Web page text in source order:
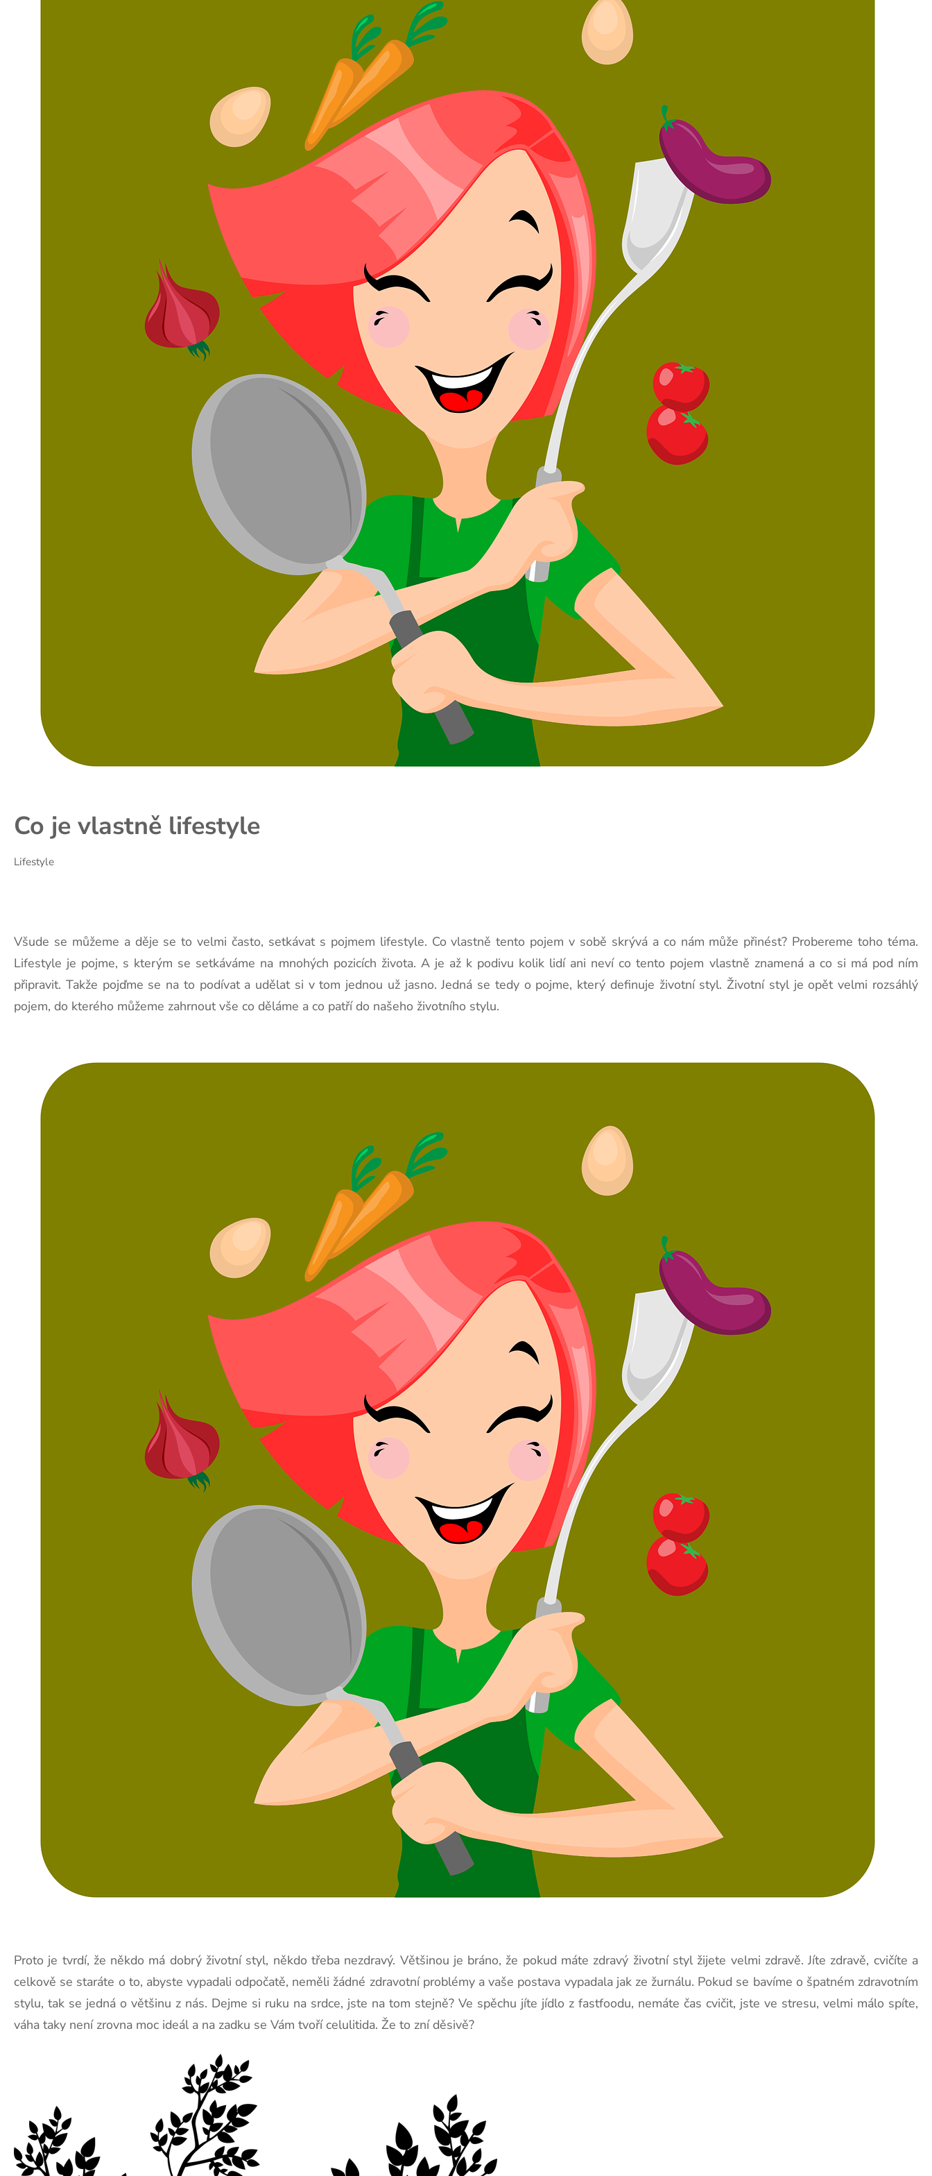
Co je vlastně lifestyle
Lifestyle
Všude se můžeme a děje se to velmi často, setkávat s pojmem lifestyle. Co vlastně tento pojem v sobě skrývá a co nám může přinést? Probereme toho téma.
Lifestyle je pojme, s kterým se setkáváme na mnohých pozicích života. A je až k podivu kolik lidí ani neví co tento pojem vlastně znamená a co si má pod ním
připravit. Takže pojďme se na to podívat a udělat si v tom jednou už jasno. Jedná se tedy o pojme, který definuje životní styl. Životní styl je opět velmi rozsáhlý
pojem, do kterého můžeme zahrnout vše co děláme a co patří do našeho životního stylu.
Proto je tvrdí, že někdo má dobrý životní styl, někdo třeba nezdravý. Většinou je bráno, že pokud máte zdravý životní styl žijete velmi zdravě. Jíte zdravě, cvičíte a
celkově se staráte o to, abyste vypadali odpočatě, neměli žádné zdravotní problémy a vaše postava vypadala jak ze žurnálu. Pokud se bavíme o špatném zdravotním
stylu, tak se jedná o většinu z nás. Dejme si ruku na srdce, jste na tom stejně? Ve spěchu jíte jídlo z fastfoodu, nemáte čas cvičit, jste ve stresu, velmi málo spíte,
váha taky není zrovna moc ideál a na zadku se Vám tvoří celulitida. Že to zní děsivě?